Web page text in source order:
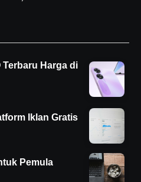
Terbaru Harga di
Iklan Gratis
Pemula